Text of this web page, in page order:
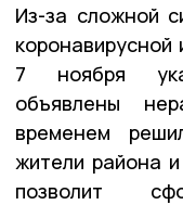
Из-за сложной
7 ноября
объявлены
временем
жители района
позволит